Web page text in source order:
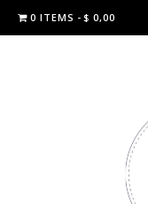
0 ITEMS $ 0,00